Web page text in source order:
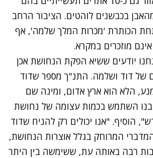
בכבשנים לוהטים. הציבור הרחב
הכותרת 'מכרות המלך שלמה', אף
מוזכרים במקרא.
יודעים ששיא הפקת הנחושת אכן
של דוד ושלמה. התנ"ך מספר שדוד
הלא הוא ארץ אדום, ומינה שם
השתמש בכמות עצומה של נחושת
הוסיף. "אנו יכולים רק להניח שדוד
המדברי המרוחק בגלל אוצרות הנחושת,
רבה באותה עת, ששימשה בין היתר